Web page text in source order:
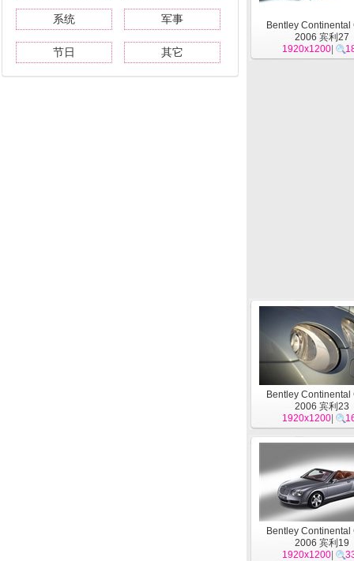
系统 军事
节日 其它
Bentley Continental
2006 宾利27
1920x1200
Bentley Continental
2006 宾利23
1920x1200
Bentley Continental
2006 宾利19
1920x1200